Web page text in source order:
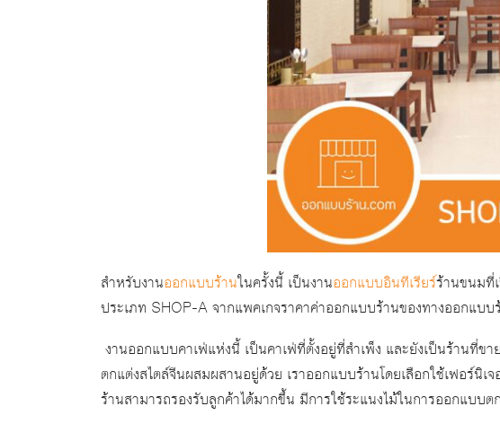
สำหรับงานออกแบบร้านในครั้งนี้ เป็นงานออกแบบอินทีเรียร์ร้านขนมที่
ประเภท SHOP-A จากแพคเกจราคาค่าออกแบบร้านของทางออกแบ
งานออกแบบคาเฟ่แห่งนี้ เป็นคาเฟ่ที่ตั้งอยู่ที่สำเพ็ง และยังเป็นร้านที่
ตกแต่งสไตล์จีนผสมผสานอยู่ด้วย เราออกแบบร้านโดยเลือกใช้เฟอร์นิ
ร้านสามารถรองรับลูกค้าได้มากขึ้น มีการใช้ระแนงไม้ในการออกแบบ